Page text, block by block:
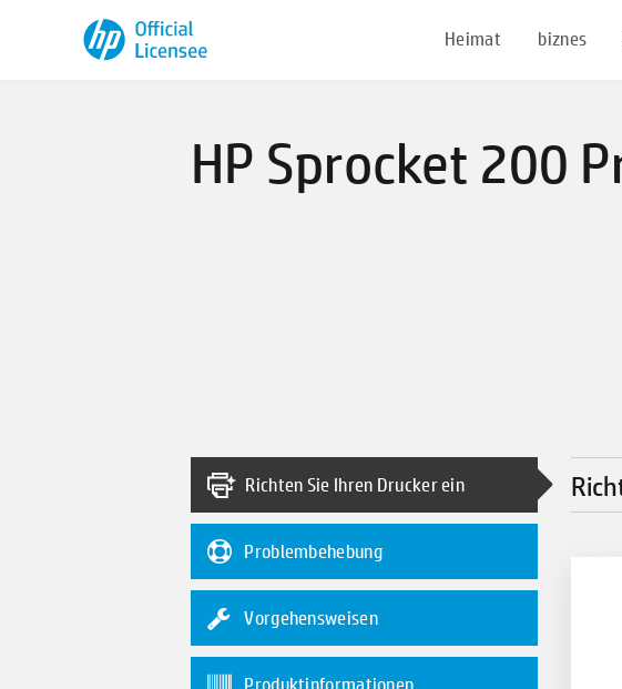
Heimat biznes
HP Sprocket 200
Richten Sie Ihren Drucker ein
Problembehebung
Vorgehensweisen